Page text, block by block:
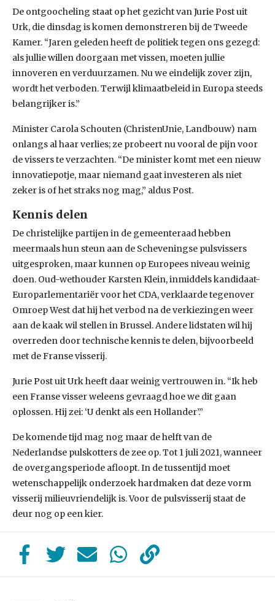
De ontgoocheling staat op het gezicht van Jurie Post uit
Urk, die dinsdag is komen demonstreren bij de Tweede
Kamer. “Jaren geleden heeft de politiek tegen ons gezegd:
als jullie willen doorgaan met vissen, moeten jullie
innoveren en verduurzamen. Nu we eindelijk zover zijn,
wordt het verboden. Terwijl klimaatbeleid in Europa steeds
belangrijker is.”
Minister Carola Schouten (ChristenUnie, Landbouw) nam
onlangs al haar verlies; ze probeert nu vooral de pijn voor
de vissers te verzachten. “De minister komt met een nieuw
innovatiepotje, maar niemand gaat investeren als niet
zeker is of het straks nog mag,” aldus Post.
Kennis delen
De christelijke partijen in de gemeenteraad hebben
meermaals hun steun aan de Scheveningse pulsvissers
uitgesproken, maar kunnen op Europees niveau weinig
doen. Oud-wethouder Karsten Klein, inmiddels kandidaat-
Europarlementariër voor het CDA, verklaarde tegenover
Omroep West dat hij het verbod na de verkiezingen weer
aan de kaak wil stellen in Brussel. Andere lidstaten wil hij
overreden door technische kennis te delen, bijvoorbeeld
met de Franse visserij.
Jurie Post uit Urk heeft daar weinig vertrouwen in. “Ik heb
een Franse visser weleens gevraagd hoe we dit gaan
oplossen. Hij zei: ‘U denkt als een Hollander’.”
De komende tijd mag nog maar de helft van de
Nederlandse pulskotters de zee op. Tot 1 juli 2021, wanneer
de overgangsperiode afloopt. In de tussentijd moet
wetenschappelijk onderzoek hardmaken dat deze vorm
visserij milieuvriendelijk is. Voor de pulsvisserij staat de
deur nog op een kier.